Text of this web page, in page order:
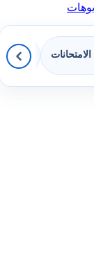
الامتحانات